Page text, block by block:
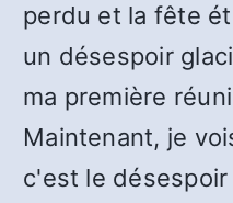
perdu et la fête
un désespoir
ma première
Maintenant, je
c'est le